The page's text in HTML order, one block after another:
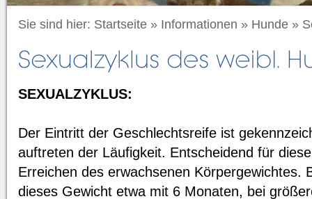
Sie sind hier: Startseite » Informationen » Hunde »
SEXUALZYKLUS:
Der Eintritt der Geschlechtsreife ist
auftreten der Läufigkeit. Entscheidend für
Erreichen des erwachsenen Körpergewichtes.
dieses Gewicht etwa mit 6 Monaten, bei